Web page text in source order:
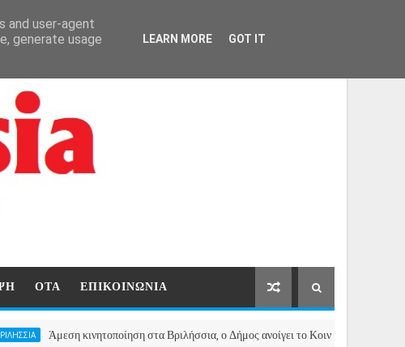
ΟΤΑ ΕΠΙΚΟΙΝΩΝΙΑ
κινητοποίηση στα Βριλήσσια, ο Δήμος ανοίγει το Κοινωνικό Παντοπωλείο για
and user-agent
generate usage
LEARN MORE GOT IT